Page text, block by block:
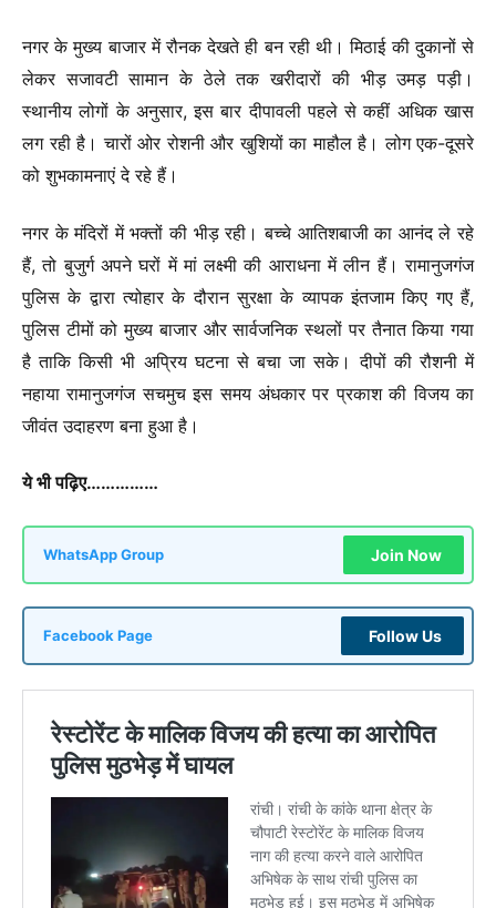
नगर के मुख्य बाजार में रौनक देखते ही बन रही थी। मिठाई की दुकानों से
लेकर सजावटी सामान के ठेले तक खरीदारों की भीड़ उमड़ पड़ी।
स्थानीय लोगों के अनुसार, इस बार दीपावली पहले से कहीं अधिक खास
लग रही है। चारों ओर रोशनी और खुशियों का माहौल है। लोग एक-दूसरे
को शुभकामनाएं दे रहे हैं।
नगर के मंदिरों में भक्तों की भीड़ रही। बच्चे आतिशबाजी का आनंद ले रहे
हैं, तो बुजुर्ग अपने घरों में मां लक्ष्मी की आराधना में लीन हैं। रामानुजगंज
पुलिस के द्वारा त्योहार के दौरान सुरक्षा के व्यापक इंतजाम किए गए हैं,
पुलिस टीमों को मुख्य बाजार और सार्वजनिक स्थलों पर तैनात किया गया
है ताकि किसी भी अप्रिय घटना से बचा जा सके। दीपों की रौशनी में
नहाया रामानुजगंज सचमुच इस समय अंधकार पर प्रकाश की विजय का
जीवंत उदाहरण बना हुआ है।
ये भी पढ़िए……………
WhatsApp Group Join Now
Facebook Page Follow Us